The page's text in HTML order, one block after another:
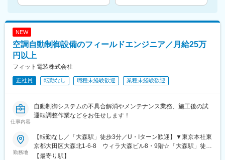
NEW
空調自動制御設備のフィールドエンジニア／月給25万
円以上
フィット電装株式会社
正社員 転勤なし 職種未経験歓迎 業種未経験歓迎
仕事内容
自動制御システムの不具合解消やメンテナンス業務、施工後の試
運転調整作業などをお任せします！
勤務地
【転勤なし／「大森駅」徒歩3分／U・Iターン歓迎】▼東京本社東
京都大田区大森北1-6-8 ウィラ大森ビル8・9階☆「大森駅」徒歩
3分※受動喫煙対策あり
【最寄り駅】